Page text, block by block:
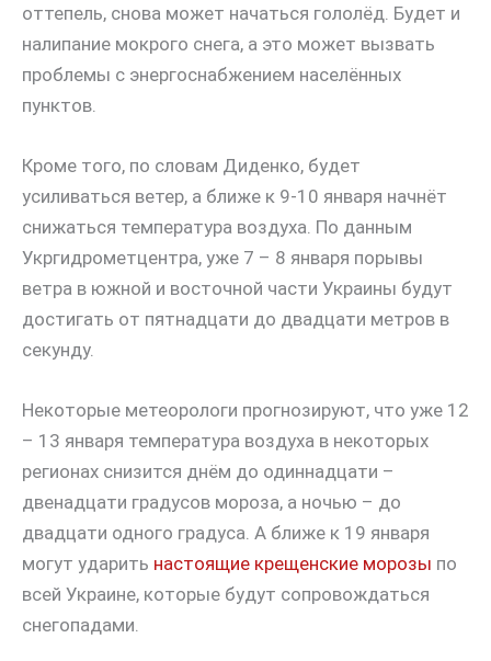
оттепель, снова может начаться гололёд. Будет и
налипание мокрого снега, а это может вызвать
проблемы с энергоснабжением населённых
пунктов.
Кроме того, по словам Диденко, будет
усиливаться ветер, а ближе к 9-10 января начнёт
снижаться температура воздуха. По данным
Укргидрометцентра, уже 7 – 8 января порывы
ветра в южной и восточной части Украины будут
достигать от пятнадцати до двадцати метров в
секунду.
Некоторые метеорологи прогнозируют, что уже 12
– 13 января температура воздуха в некоторых
регионах снизится днём до одиннадцати –
двенадцати градусов мороза, а ночью – до
двадцати одного градуса. А ближе к 19 января
могут ударить настоящие крещенские морозы по
всей Украине, которые будут сопровождаться
снегопадами.